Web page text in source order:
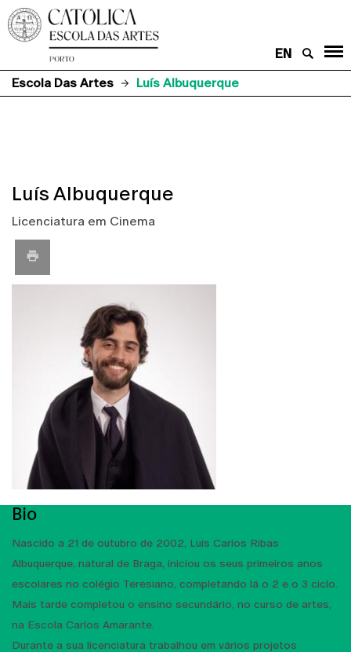
EN
Escola Das Artes
Luís Albuquerque
Luís Albuquerque
Licenciatura em Cinema
Bio
Nascido a 21 de outubro de 2002, Luís Carlos Ribas
Albuquerque, natural de Braga, iniciou os seus primeiros anos
escolares no colégio Teresiano, completando lá o 2 e o 3 ciclo.
Mais tarde completou o ensino secundário, no curso de artes,
na Escola Carlos Amarante.
Durante a sua licenciatura trabalhou em vários projetos